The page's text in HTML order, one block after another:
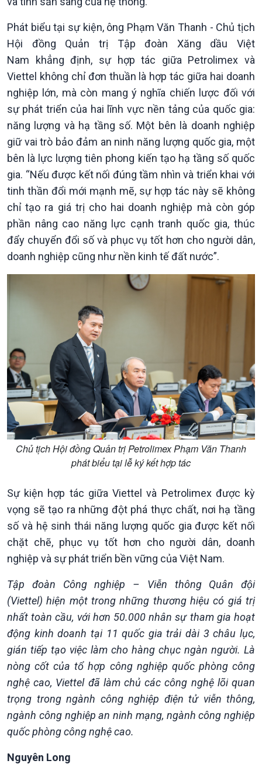
Xã hội
Tin Đời sống & Xã hội
360 độ Sức khỏe
Chuyển đổi Xanh
Tài nguyên và Môi trường
Chuyên gia của bạn
Xã hội chuyển động
Bước chân đến trường
Khoa học & Công nghệ
Tin Khoa học & Công nghệ
Kết nối công nghệ
Sống chung với biến đổi
khí hậu
Văn hoá & Du lịch
Tin Văn hoá & Du lịch
Chát với người nổi tiếng
Multimedia
Ảnh
Video
E-Magazine
Podcast
Phát biểu tại sự kiện, ông Phạm Văn Thanh - Chủ tịch
Hội đồng Quản trị Tập đoàn Xăng dầu Việt
Nam khẳng định, sự hợp tác giữa Petrolimex và
Viettel không chỉ đơn thuần là hợp tác giữa hai doanh
nghiệp lớn, mà còn mang ý nghĩa chiến lược đối với
sự phát triển của hai lĩnh vực nền tảng của quốc gia:
năng lượng và hạ tầng số. Một bên là doanh nghiệp
giữ vai trò bảo đảm an ninh năng lượng quốc gia, một
bên là lực lượng tiên phong kiến tạo hạ tầng số quốc
gia. “Nếu được kết nối đúng tầm nhìn và triển khai với
tinh thần đổi mới mạnh mẽ, sự hợp tác này sẽ không
chỉ tạo ra giá trị cho hai doanh nghiệp mà còn góp
phần nâng cao năng lực cạnh tranh quốc gia, thúc
đẩy chuyển đổi số và phục vụ tốt hơn cho người dân,
doanh nghiệp cũng như nền kinh tế đất nước”.
Chủ tịch Hội đồng Quản trị Petrolimex Phạm Văn Thanh
phát biểu tại lễ ký kết hợp tác
Sự kiện hợp tác giữa Viettel và Petrolimex được kỳ
vọng sẽ tạo ra những đột phá thực chất, nơi hạ tầng
số và hệ sinh thái năng lượng quốc gia được kết nối
chặt chẽ, phục vụ tốt hơn cho người dân, doanh
nghiệp và sự phát triển bền vững của Việt Nam.
Tập đoàn Công nghiệp – Viễn thông Quân đội
(Viettel) hiện một trong những thương hiệu có giá trị
nhất toàn cầu, với hơn 50.000 nhân sự tham gia hoạt
động kinh doanh tại 11 quốc gia trải dài 3 châu lục,
gián tiếp tạo việc làm cho hàng chục ngàn người. Là
nòng cốt của tổ hợp công nghiệp quốc phòng công
nghệ cao, Viettel đã làm chủ các công nghệ lõi quan
trọng trong ngành công nghiệp điện tử viễn thông,
ngành công nghiệp an ninh mạng, ngành công nghiệp
quốc phòng công nghệ cao.
Nguyên Long